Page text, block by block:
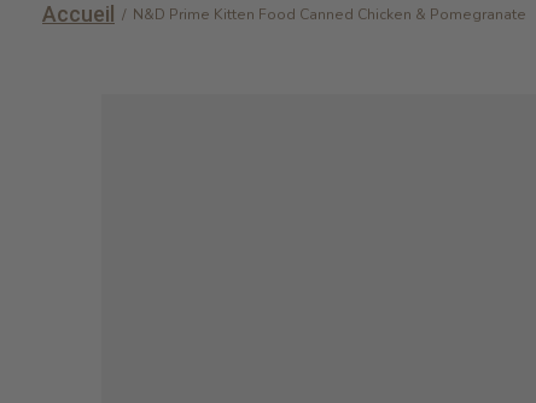
Accueil / N&D Prime Kitten Food Canned Chicken & Pomegranate